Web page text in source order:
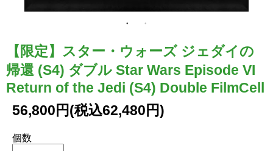
【限定】スター・ウォーズ ジェダイの
帰還 (S4) ダブル Star Wars Episode VI
Return of the Jedi (S4) Double FilmCell
56,800円(税込62,480円)
個数